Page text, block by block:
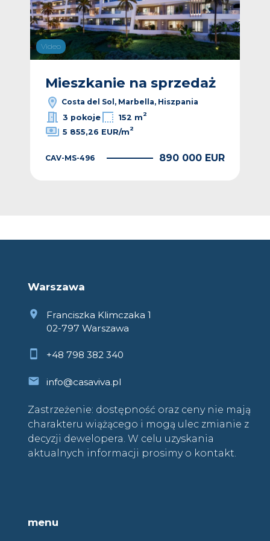
Video
Mieszkanie na sprzedaż
Costa del Sol, Marbella, Hiszpania
3 pokoje
152 m2
5 855,26 EUR/m2
CAV-MS-496 890 000 EUR
Warszawa
Franciszka Klimczaka 1
02-797 Warszawa
+48 798 382 340
info@casaviva.pl
Zastrzeżenie: dostępność oraz ceny nie mają
charakteru wiążącego i mogą ulec zmianie z
decyzji dewelopera. W celu uzyskania
aktualnych informacji prosimy o kontakt.
menu